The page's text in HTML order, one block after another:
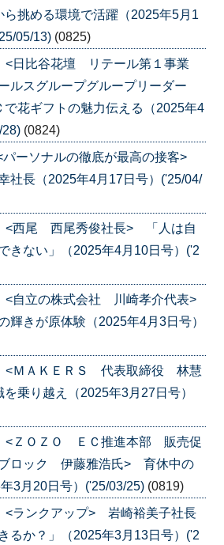
挑める環境で活躍（2025年5月1
05/13) (0825)
<日比谷花壇 リテール第１事業
ルスグループグループリーダー
花ギフトの魅力伝える（2025年4
28) (0824)
<パーソナルの徹底が最高の接客>
社長（2025年4月17日号）('25/04/
<西尾 西尾秀俊社長> 「人は自
きない」（2025年4月10日号）('2
<自立の株式会社 川崎孝介代表>
きが原体験（2025年4月3日号）
<ＭＡＫＥＲＳ 代表取締役 林慧
乗り越え（2025年3月27日号）
<ＺＯＺＯ ＥＣ推進本部 販売促
ロック 伊藤雅浩氏> 育休中の
3月20日号）('25/03/25) (0819)
<ランクアップ> 岩崎裕美子社長
るか？」（2025年3月13日号）('2